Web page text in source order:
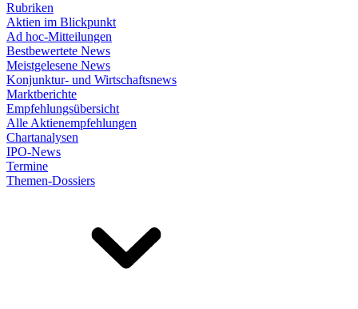
Rubriken
Aktien im Blickpunkt
Ad hoc-Mitteilungen
Bestbewertete News
Meistgelesene News
Konjunktur- und Wirtschaftsnews
Marktberichte
Empfehlungsübersicht
Alle Aktienempfehlungen
Chartanalysen
IPO-News
Termine
Themen-Dossiers